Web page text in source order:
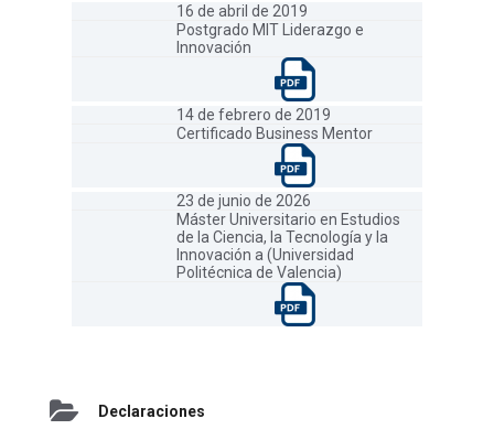
16 de abril de 2019
Postgrado MIT Liderazgo e
Innovación
14 de febrero de 2019
Certificado Business Mentor
23 de junio de 2026
Máster Universitario en Estudios
de la Ciencia, la Tecnología y la
Innovación a (Universidad
Politécnica de Valencia)
Declaraciones